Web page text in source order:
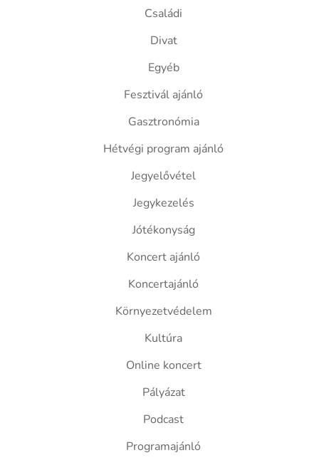
Családi
Divat
Egyéb
Fesztivál ajánló
Gasztronómia
Hétvégi program ajánló
Jegyelővétel
Jegykezelés
Jótékonyság
Koncert ajánló
Koncertajánló
Környezetvédelem
Kultúra
Online koncert
Pályázat
Podcast
Programajánló